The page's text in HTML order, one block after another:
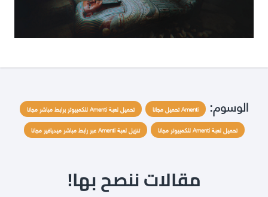
الوسوم: Amenti تحميل مجانا
تحميل لعبة Amenti للكمبيوتر برابط مباشر مجانا
تحميل لعبة Amenti للكمبيوتر مجانا
تنزيل لعبة Amenti عبر رابط مباشر ميديافير مجانا
مقالات ننصح بها!